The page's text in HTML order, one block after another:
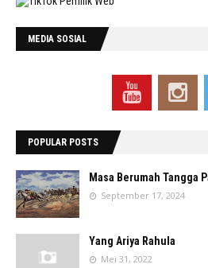
MEDIA SOSIAL
POPULAR POSTS
Masa Berumah Tangga
September 17, 2024
Yang Ariya Rahula
Mei 31, 2022